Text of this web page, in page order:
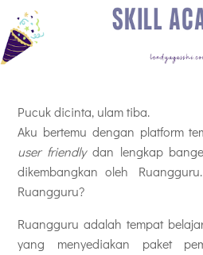
Pucuk dicinta, ulam tiba.
Aku bertemu dengan platform
user friendlydan lengkap
dikembangkan oleh
Ruangguru?
Ruangguru adalah tempat
yang menyediakan paket